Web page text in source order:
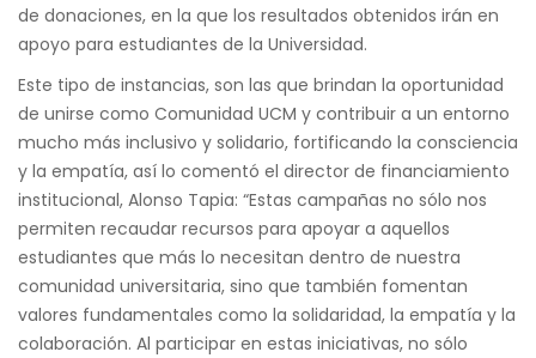
de donaciones, en la que los resultados obtenidos irán en
apoyo para estudiantes de la Universidad.
Este tipo de instancias, son las que brindan la oportunidad
de unirse como Comunidad UCM y contribuir a un entorno
mucho más inclusivo y solidario, fortificando la consciencia
y la empatía, así lo comentó el director de financiamiento
institucional, Alonso Tapia: “Estas campañas no sólo nos
permiten recaudar recursos para apoyar a aquellos
estudiantes que más lo necesitan dentro de nuestra
comunidad universitaria, sino que también fomentan
valores fundamentales como la solidaridad, la empatía y la
colaboración. Al participar en estas iniciativas, no sólo